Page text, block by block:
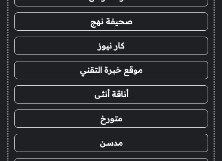
صحيفة نهج
كار نيوز
موقع خبرة التقني
أناقة أنثى
متورخ
مدسن